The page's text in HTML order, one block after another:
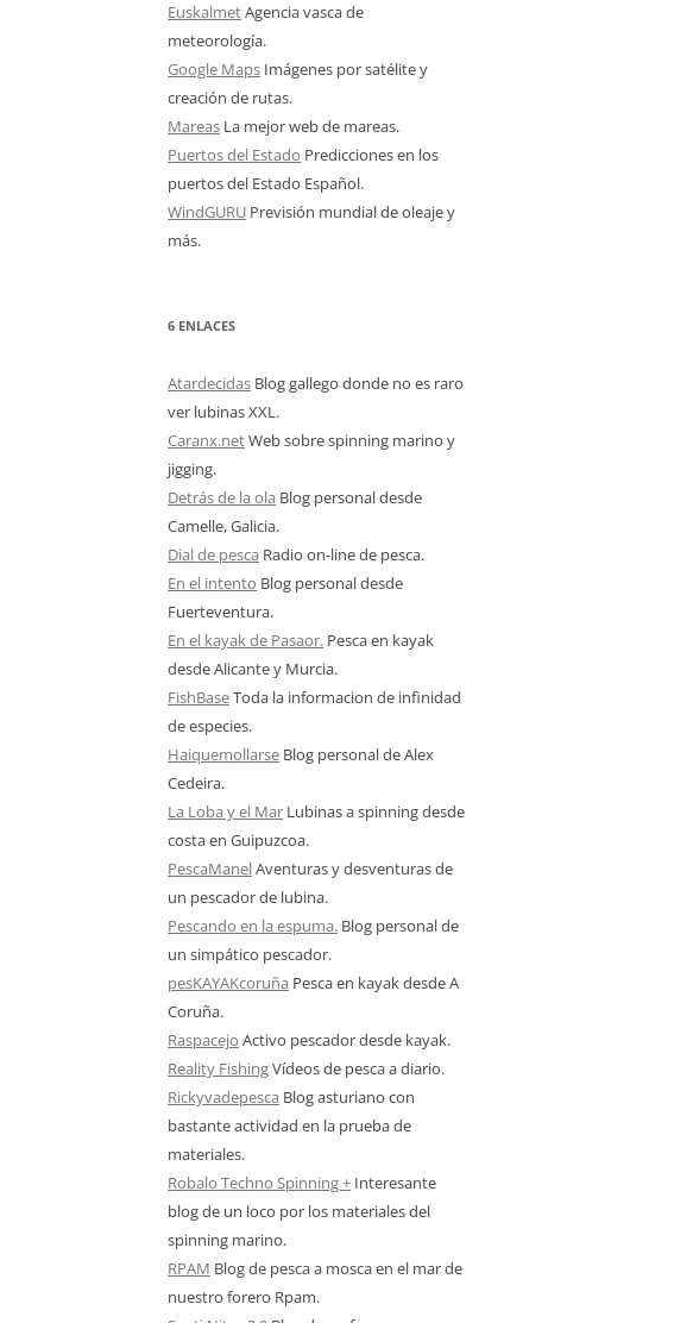
EuskalmetAgencia vasca de
meteorología.
Google Maps Imágenes por satélite y
creación de rutas.
Mareas La mejor web de mareas.
Puertos del Estado Predicciones en los
puertos del Estado Español.
WindGURU Previsión mundial de oleaje y
más.
6 ENLACES
Atardecidas Blog gallego donde no es raro
ver lubinas XXL.
Caranx.netWeb sobre spinning marino y
jigging.
Detrás de la ola Blog personal desde
Camelle, Galicia.
Dial de pesca Radio on-line de pesca.
En el intento Blog personal desde
Fuerteventura.
En el kayak de Pasaor. Pesca en kayak
desde Alicante y Murcia.
FishBaseToda la informacion de infinidad
de especies.
Haiquemollarse Blog personal de Alex
Cedeira.
La Loba y el Mar Lubinas a spinning desde
costa en Guipuzcoa.
PescaManelAventuras y desventuras de
un pescador de lubina.
Pescando en la espuma. Blog personal de
un simpático pescador.
pesKAYAKcoruña Pesca en kayak desde A
Coruña.
Raspacejo Activo pescador desde kayak.
Reality FishingVídeos de pesca a diario.
Rickyvadepesca Blog asturiano con
bastante actividad en la prueba de
materiales.
Robalo Techno Spinning + Interesante
blog de un loco por los materiales del
spinning marino.
RPAM Blog de pesca a mosca en el mar de
nuestro forero Rpam.